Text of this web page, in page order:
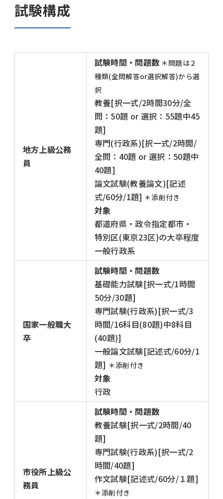
試験構成
地方上級公務
員
試験時間・問題数 ＊問題は２
種類(全問解答or選択解答)から選
択
教養[択一式/2時間30分/全
問：50題 or 選択：55題中45
題]
専門(行政系)[択一式/2時間/
全問：40題 or 選択：50題中
40題]
論文試験(教養論文)[記述
式/60分/1題] ＊添削付き
対象
都道府県・政令指定都市・
特別区(東京23区)の大卒程度
一般行政系
国家一般職大
卒
試験時間・問題数
基礎能力試験[択一式/1時間
50分/30題]
専門試験(行政系)[択一式/3
時間/16科目(80題)中8科目
(40題)]
一般論文試験[記述式/60分/1
題] ＊添削付き
対象
行政
市役所上級公
務員
試験時間・問題数
教養試験[択一式/2時間/40
題]
専門試験(行政系)[択一式/2
時間/40題]
作文試験[記述式/60分/１題]
＊添削付き